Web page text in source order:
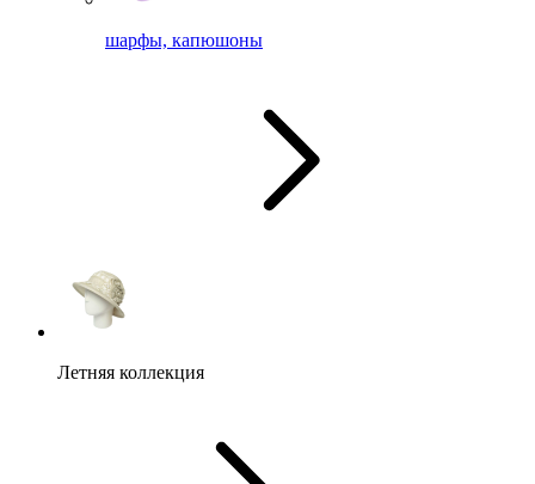
шарфы, капюшоны
Летняя коллекция